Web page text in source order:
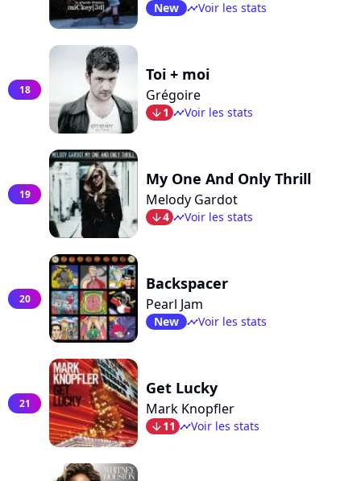
New timelineVoir les stats
18
Toi + moi
Grégoire
arrow_bot1 timelineVoir les stats
19
My One And Only Thrill
Melody Gardot
arrow_bot4 timelineVoir les stats
20
Backspacer
Pearl Jam
New timelineVoir les stats
21
Get Lucky
Mark Knopfler
arrow_bot11 timelineVoir les stats